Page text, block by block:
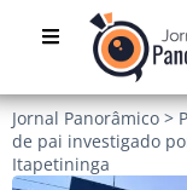
Jornal Panorâmico >
de pai investigado
Itapetininga